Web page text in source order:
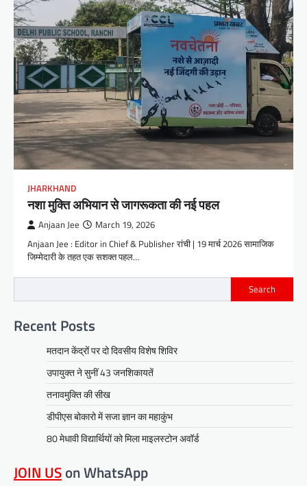
JHARKHAND
नशा मुक्ति अभियान से जागरूकता की नई पहल
Anjaan Jee March 19, 2026
Anjaan Jee : Editor in Chief & Publisher रांची | 19 मार्च 2026 सामाजिक
जिम्मेदारी के तहत एक सशक्त पहल…
Search
Recent Posts
मतदान केंद्रों पर दो दिवसीय विशेष शिविर
उपायुक्त ने सुनीं 43 जनशिकायतें
तनावमुक्ति की सीख
डीपीएस बोकारो में सजा ज्ञान का महाकुंभ
80 मेधावी विद्यार्थियों को मिला माइलस्टोन अवॉर्ड
JOIN USon WhatsApp